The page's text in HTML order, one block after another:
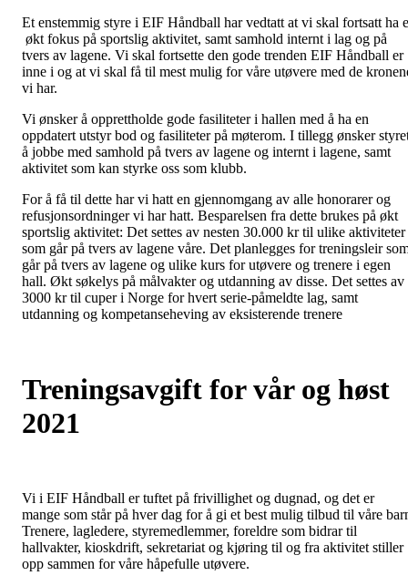
Et enstemmig styre i EIF Håndball har vedtatt at vi skal fortsatt ha
økt fokus på sportslig aktivitet, samt samhold internt i lag og på
tvers av lagene. Vi skal fortsette den gode trenden EIF Håndball er
inne i og at vi skal få til mest mulig for våre utøvere med de
vi har.
Vi ønsker å opprettholde gode fasiliteter i hallen med å ha en
oppdatert utstyr bod og fasiliteter på møterom. I tillegg ønsker
å jobbe med samhold på tvers av lagene og internt i lagene, samt
aktivitet som kan styrke oss som klubb.
For å få til dette har vi hatt en gjennomgang av alle honorarer og
refusjonsordninger vi har hatt. Besparelsen fra dette brukes på økt
sportslig aktivitet: Det settes av nesten 30.000 kr til ulike aktiviteter
som går på tvers av lagene våre. Det planlegges for treningsleir
går på tvers av lagene og ulike kurs for utøvere og trenere i egen
hall. Økt søkelys på målvakter og utdanning av disse. Det settes av
3000 kr til cuper i Norge for hvert serie-påmeldte lag, samt
utdanning og kompetanseheving av eksisterende trenere
Treningsavgift for vår og høst
2021
Vi i EIF Håndball er tuftet på frivillighet og dugnad, og det er
mange som står på hver dag for å gi et best mulig tilbud til våre
Trenere, lagledere, styremedlemmer, foreldre som bidrar til
hallvakter, kioskdrift, sekretariat og kjøring til og fra aktivitet stiller
opp sammen for våre håpefulle utøvere.